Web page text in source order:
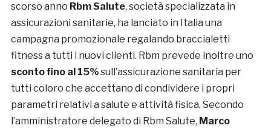
scorso anno Rbm Salute, società specializzata in
assicurazioni sanitarie, ha lanciato in Italia una
campagna promozionale regalando braccialetti
fitness a tutti i nuovi clienti. Rbm prevede inoltre uno
sconto fino al 15%sull’assicurazione sanitaria per
tutti coloro che accettano di condividere i propri
parametri relativi a salute e attività fisica. Secondo
l’amministratore delegato di Rbm Salute, Marco